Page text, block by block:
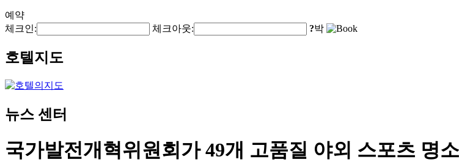
예약
체크인:
체크아웃: ?박
호텔지도
뉴스 센터
국가발전개혁위원회가 49개 고품질 야외 스포츠 명